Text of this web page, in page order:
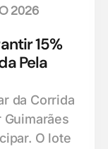
2026
15%
Pela
da Corrida
Guimarães
O lote